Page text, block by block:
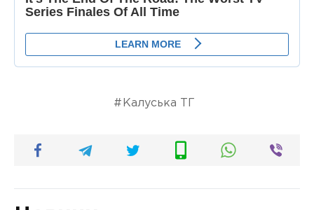
Калуська ТГ